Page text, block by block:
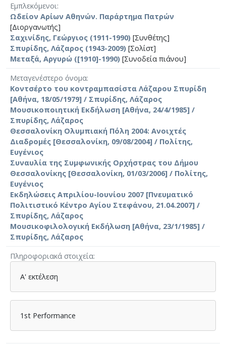
Εμπλεκόμενοι
Ωδείον Αρίων Αθηνών. Παράρτημα Πατρών
[Διοργανωτής]
Σαχινίδης, Γεώργιος (1911-1990) [Συνθέτης]
Σπυρίδης, Λάζαρος (1943-2009) [Σολίστ]
Μεταξά, Αργυρώ ([1910]-1990) [Συνοδεία πιάνου]
Μεταγενέστερο όνομα
Κοντσέρτο του κοντραμπασίστα Λάζαρου Σπυρίδη
[Αθήνα, 18/05/1979] / Σπυρίδης, Λάζαρος
Μουσικοποιητική Εκδήλωση [Αθήνα, 24/4/1985] /
Σπυρίδης, Λάζαρος
Θεσσαλονίκη Ολυμπιακή Πόλη 2004: Ανοιχτές
Διαδρομ΄ες [Θεσσαλονίκη, 09/08/2004] / Πολίτης,
Ευγένιος
Συναυλία της Συμφωνικής Ορχήστρας του Δήμου
Θεσσαλονίκης [Θεσσαλονίκη, 01/03/2006] / Πολίτης,
Ευγένιος
Εκδηλώσεις Απριλίου-Ιουνίου 2007 [Πνευματικό
Πολιτιστικό Κέντρο Αγίου Στεφάνου, 21.04.2007] /
Σπυρίδης, Λάζαρος
Μουσικοφιλολογική Εκδήλωση [Αθήνα, 23/1/1985] /
Σπυρίδης, Λάζαρος
Πληροφοριακά στοιχεία
Α' εκτέλεση
1st Performance